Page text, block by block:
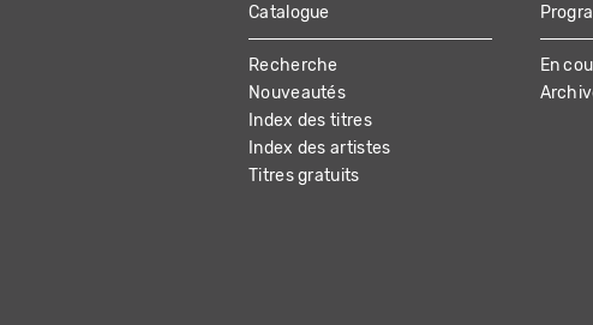
MAIN
NAVIGATION
Catalogue
Recherche
Nouveautés
Index des titres
Index des artistes
Titres gratuits
En